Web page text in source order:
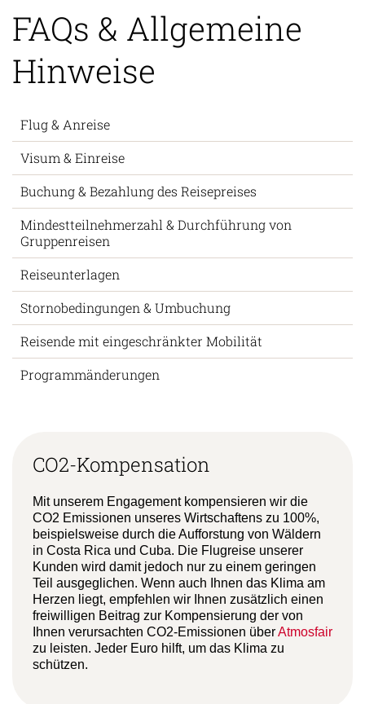
FAQs & Allgemeine
Hinweise
Flug & Anreise
Visum & Einreise
Buchung & Bezahlung des Reisepreises
Mindestteilnehmerzahl & Durchführung von
Gruppenreisen
Reiseunterlagen
Stornobedingungen & Umbuchung
Reisende mit eingeschränkter Mobilität
Programmänderungen
CO2-Kompensation
Mit unserem Engagement kompensieren wir die
CO2 Emissionen unseres Wirtschaftens zu 100%,
beispielsweise durch die Aufforstung von Wäldern
in Costa Rica und Cuba. Die Flugreise unserer
Kunden wird damit jedoch nur zu einem geringen
Teil ausgeglichen. Wenn auch Ihnen das Klima am
Herzen liegt, empfehlen wir Ihnen zusätzlich einen
freiwilligen Beitrag zur Kompensierung der von
Ihnen verursachten CO2-Emissionen überAtmosfair
zu leisten. Jeder Euro hilft, um das Klima zu
schützen.